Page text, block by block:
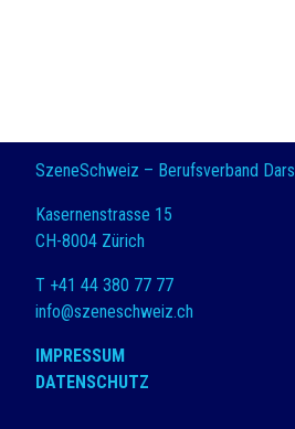
SzeneSchweiz – Berufsverband
Kasernenstrasse 15
CH-8004 Zürich
T +41 44 380 77 77
info@szeneschweiz.ch
IMPRESSUM
DATENSCHUTZ